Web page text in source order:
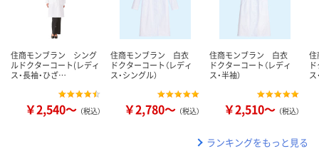
住商モンブラン シング
ルドクターコート(レディ
ス・長袖・ひざ…
￥2,540～ （税込）
住商モンブラン 白衣
ドクターコート（レディ
ス・シングル）
￥2,780～ （税込）
住商モンブラン 白衣
ドクターコート（レディ
ス・半袖）
￥2,510～ （税込）
ス
ランキングをもっと見る